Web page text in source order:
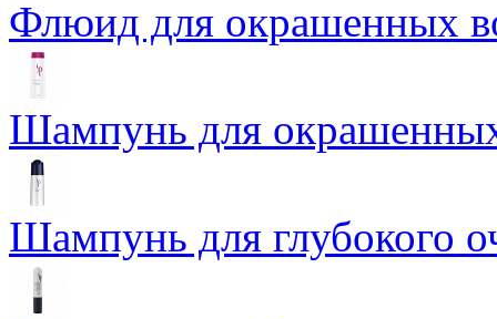
Флюид для окрашенных
Шампунь для
Шампунь для глубокого